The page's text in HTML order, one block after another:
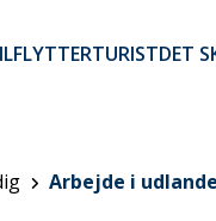
TURISTDET
Arbejde i